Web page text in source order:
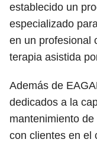
establecido un
especializado
en un profesional
terapia asistida
Además de
dedicados a la
mantenimiento
con clientes en el